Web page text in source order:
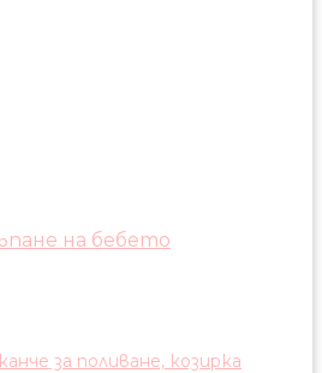
на бебето
за поливане, козирка